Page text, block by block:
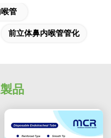
管
前立体鼻内喉管管化
品